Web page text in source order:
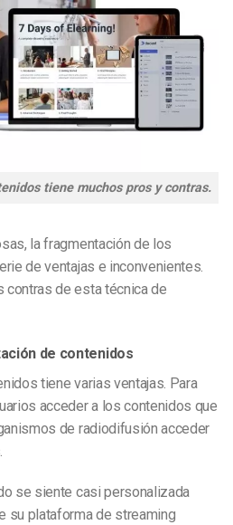
tiene muchos pros y contras.
la fragmentación de los
de ventajas e inconvenientes.
de esta técnica de
de contenidos
tiene varias ventajas. Para
acceder a los contenidos que
de radiodifusión acceder
se siente casi personalizada
su plataforma de streaming